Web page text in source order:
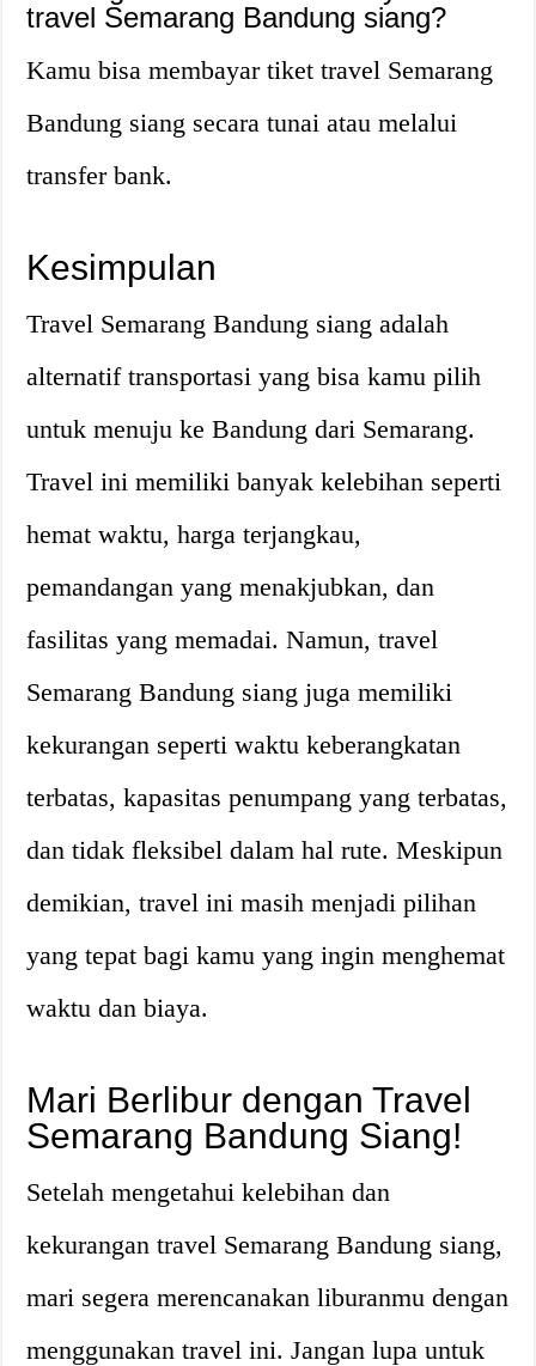
travel Semarang Bandung siang?
Kamu bisa membayar tiket travel Semarang
Bandung siang secara tunai atau melalui
transfer bank.
Kesimpulan
Travel Semarang Bandung siang adalah
alternatif transportasi yang bisa kamu pilih
untuk menuju ke Bandung dari Semarang.
Travel ini memiliki banyak kelebihan seperti
hemat waktu, harga terjangkau,
pemandangan yang menakjubkan, dan
fasilitas yang memadai. Namun, travel
Semarang Bandung siang juga memiliki
kekurangan seperti waktu keberangkatan
terbatas, kapasitas penumpang yang terbatas,
dan tidak fleksibel dalam hal rute. Meskipun
demikian, travel ini masih menjadi pilihan
yang tepat bagi kamu yang ingin menghemat
waktu dan biaya.
Mari Berlibur dengan Travel
Semarang Bandung Siang!
Setelah mengetahui kelebihan dan
kekurangan travel Semarang Bandung siang,
mari segera merencanakan liburanmu dengan
menggunakan travel ini. Jangan lupa untuk